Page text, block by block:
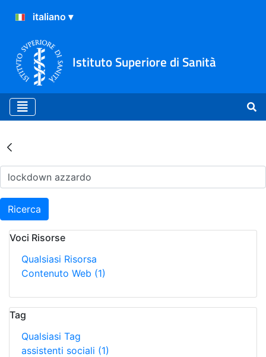
Istituto Superiore di Sanità
Risultati della Ricerca -
Ricerca
Voci Risorse
Qualsiasi Risorsa
Contenuto Web (1)
Tag
Qualsiasi Tag
assistenti sociali (1)